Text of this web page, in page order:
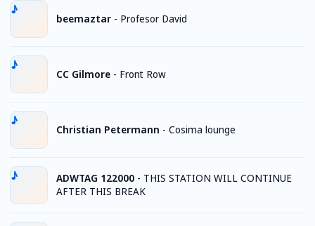
beemaztar - Profesor David
CC Gilmore - Front Row
Christian Petermann - Cosima lounge
ADWTAG 122000 - THIS STATION WILL CONTINUE
AFTER THIS BREAK